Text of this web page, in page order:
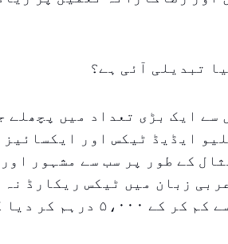
تبدیلی آئی ہے؟
سے ایک بڑی تعداد میں پچھلے
ایڈیڈ ٹیکس اور ایکسائیز
کے طور پر سب سے مشہور اور
زبان میں ٹیکس ریکارڈ